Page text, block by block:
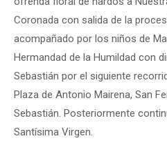
Coronada con salida de la
acompañado por los niños de
Hermandad de la Humildad con
Sebastián por el siguiente
Plaza de Antonio Mairena, San
Sebastián. Posteriormente
Santísima Virgen.